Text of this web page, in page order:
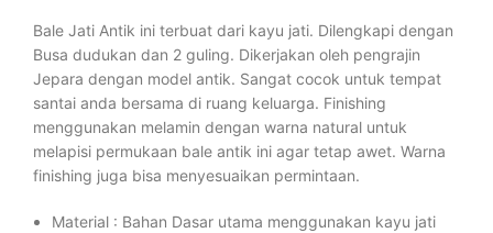
Bale Jati Antik ini terbuat dari kayu jati. Dilengkapi dengan
Busa dudukan dan 2 guling. Dikerjakan oleh pengrajin
Jepara dengan model antik. Sangat cocok untuk tempat
santai anda bersama di ruang keluarga. Finishing
menggunakan melamin dengan warna natural untuk
melapisi permukaan bale antik ini agar tetap awet. Warna
finishing juga bisa menyesuaikan permintaan.
Material : Bahan Dasar utama menggunakan kayu jati